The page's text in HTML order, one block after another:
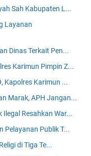
Sah Kabupaten L...
Layanan
Dinas Terkait Pen...
Karimun Pimpin Z...
Kapolres Karimun ...
Marak, APH Jangan...
Resahkan War...
Pelayanan Publik T...
di Tiga Te...